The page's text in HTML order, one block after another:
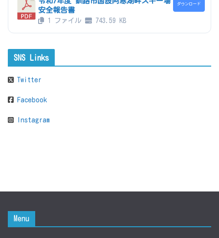
安全報告書
1 ファイル 743.59 KB
ダウンロード
SNS Links
Twitter
Facebook
Instagram
Menu